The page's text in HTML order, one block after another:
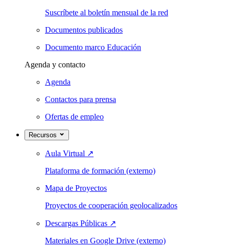
Suscríbete al boletín mensual de la red
Documentos publicados
Documento marco Educación
Agenda y contacto
Agenda
Contactos para prensa
Ofertas de empleo
Recursos
Aula Virtual ↗
Plataforma de formación (externo)
Mapa de Proyectos
Proyectos de cooperación geolocalizados
Descargas Públicas ↗
Materiales en Google Drive (externo)